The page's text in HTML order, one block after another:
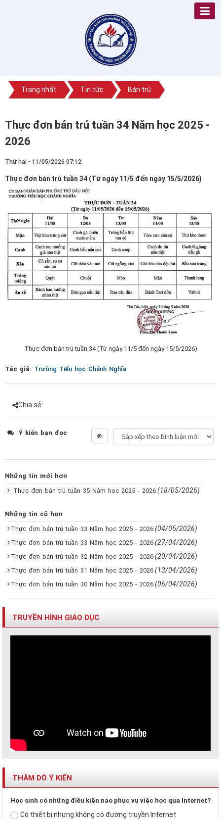
Trang nhất Tin tức Bán trú
Thực đơn bán trú tuần 34 Năm học 2025 -
2026
Thứ hai - 11/05/2026 07:12
Thực đơn bán trú tuần 34 (Từ ngày 11/5 đến ngày 15/5/2026)
Thực đơn bán trú tuần 34 (Từ ngày 11/5 đến ngày 15/5/2026)
Tác giả: Trường Tiểu học Chánh Nghĩa
Chia sẻ:
Ý kiến bạn đọc
Những tin mới hơn
Thực đơn bán trú tuần 35 Năm học 2025 - 2026 (18/05/2026)
Những tin cũ hơn
Thực đơn bán trú tuần 33 Năm học 2025 - 2026 (04/05/2026)
Thực đơn bán trú tuần 33 Năm học 2025 - 2026 (27/04/2026)
Thực đơn bán trú tuần 32 Năm học 2025 - 2026 (20/04/2026)
Thực đơn bán trú tuần 31 Năm học 2025 - 2026 (13/04/2026)
Thực đơn bán trú tuần 30 Năm học 2025 - 2026 (06/04/2026)
TRUYỀN HÌNH GIÁO DỤC
THĂM DÒ Ý KIẾN
Học sinh có những điều kiện nào phục vụ việc học qua Internet?
Có thiết bị nhưng không có đường truyền Internet